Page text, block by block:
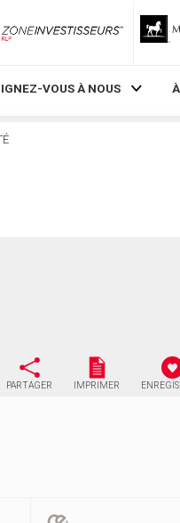
ZoneInvestisseurs RLP
VOUS À NOUS
PARTAGER IMPRIMER